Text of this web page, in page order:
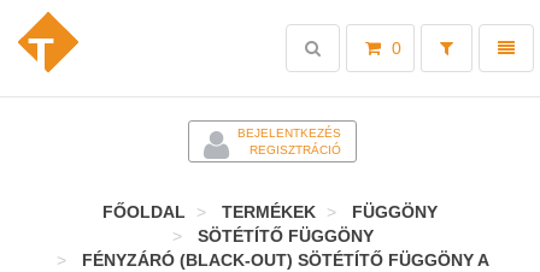
Toggle
0
Toggle
search
BEJELENTKEZÉS
REGISZTRÁCIÓ
FŐOLDAL TERMÉKEK
FÜGGÖNY
SÖTÉTÍTŐ FÜGGÖNY
FÉNYZÁRÓ (BLACK-OUT) SÖTÉTÍTŐ FÜGGÖNY A